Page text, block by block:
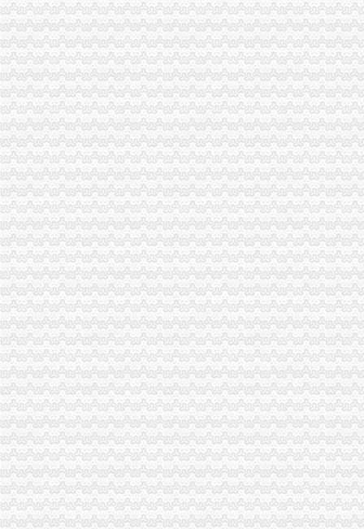
怎样驳有些人说的「会计没什么出路,不就是做个账的吗」?-知乎
【南通网络/在线客服招聘_新南通网络/在线客服招聘信息】-前程无忧
今日新闻头条_今日扬州关注_扬州料热线_扬州本地生活新闻快讯！-
观察：上马磁悬浮列车不能只算经济账_大众科技_科技时代_新浪网
上新街代账公司
重庆市巴南区政臣工商咨询中心_【电话地址_招聘信息_注册信息_信用
【会计培训】公司黄页|厂家名录_顺企网
公司注册代理记账-广州58同城
重庆市执照办理厂家_执照办理企业黄页_执照办理企业名录-网络114
专业公司注册、代理记账、一般纳税人申请等重庆工商年检今题网
南岸周边代账公司
【江干区杭州市工商行政大楼附近公司注册,代理记账,】-江干浙江
江汉区青年路附近会计代账、纳税申报、财务审计公司武汉记账报税
【58同城】福州周边代理记账_福州周边代理记账公司
【烟台顺利办帮您办公司代账建账报税】-牟平牟平区周边易登网
厦门海沧附近有什么好的注册公司代理记账公司-鑫精灵-厦门58同城
海棠溪代账公司
项目名称：重庆市南岸区海棠溪街道南坪东路548号非住宅、585号住
方正证券
[转帖]财门系列之一《盗墓娃娃》-米宝乐园-大众点评社区
重庆初识代理记账有限公司_【电话地址_招聘信息_注册信息_信用信息
保利地产：2008年半年度报告-券频道-金融界
弹子石代账公司
【交通银行】交通银行子石分理处_电话_地址_地图-卡盟网
[股市360]深市上市公司公告（12月31日）深市公告-股票
太集团：重大资产重组暨关联交易（预案）_太集团（）_
香谢里1902-搜百科
第一届网虫网咖会员联谊日-重庆社区
茶园新区代账公司
江秀秀在北城新区润地星城附近注册新公司代账税务外包_志趣网
世界茶园加盟加盟_代理_世界茶园加盟_电话_加盟费多少钱-u88连锁加